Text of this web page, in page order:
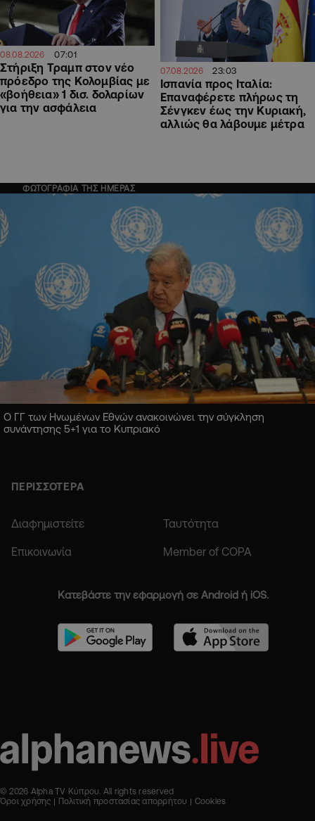
08.08.2026 07:01
Στήριξη Τραμπ στον νέο
πρόεδρο της Κολομβίας με
«βοήθεια» 1 δισ. δολαρίων
για την ασφάλεια
07.08.2026 23:03
Ισπανία προς Ιταλία:
Επαναφέρετε πλήρως τη
Σένγκεν έως την Κυριακή,
αλλιώς θα λάβουμε μέτρα
ΦΩΤΟΓΡΑΦΙΑ ΤΗΣ ΗΜΕΡΑΣ
Ο ΓΓ των Ηνωμένων Εθνών ανακοινώνει την σύγκληση
συνάντησης 5+1 για το Κυπριακό
ΠΕΡΙΣΣΟΤΕΡΑ
Διαφημιστείτε Ταυτότητα
Επικοινωνία Member of COPA
Κατεβάστε την εφαρμογή σε Android ή iOS.
© 2026 Alpha TV Κύπρου. All rights reserved
Όροι χρήσης
Πολιτική προστασίας απορρήτου Cookies